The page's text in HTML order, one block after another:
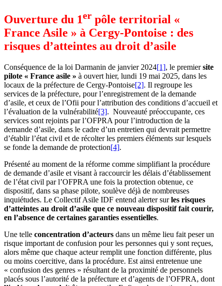
Ouverture du 1er pôle territorial «
France Asile » à Cergy-Pontoise : des
risques d’atteintes au droit d’asile
Conséquence de la loi Darmanin de janvier 2024[1], le premiersite
pilote « France asile » à ouvert hier, lundi 19 mai 2025, dans les
locaux de la préfecture de Cergy-Pontoise[2]. Il regroupe les
services de la préfecture, pour l’enregistrement de la demande
d’asile, et ceux de l’Ofii pour l’attribution des conditions d’accueil et
l’évaluation de la vulnérabilité[3]. Nouveauté préoccupante, ces
services sont rejoints par l’OFPRA pour l’introduction de la
demande d’asile, dans le cadre d’un entretien qui devrait permettre
d’établir l’état civil et de récolter les premiers éléments sur lesquels
se fonde la demande de protection[4].
Présenté au moment de la réforme comme simplifiant la procédure
de demande d’asile et visant à raccourcir les délais d’établissement
de l’état civil par l’OFPRA une fois la protection obtenue, ce
dispositif, dans sa phase pilote, soulève déjà de nombreuses
inquiétudes. Le Collectif Asile IDF entend alerter surles risques
d’atteintes au droit d’asile que ce nouveau dispositif fait courir,
en l’absence de certaines garanties essentielles.
Une telle concentration d’acteurs dans un même lieu fait peser un
risque important de confusion pour les personnes qui y sont reçues,
alors même que chaque acteur remplit une fonction différente, plus
ou moins coercitive, dans la procédure. Est ainsi entretenue une
« confusion des genres » résultant de la proximité de personnels
placés sous l’autorité de la préfecture et d’agents de l’OFPRA, dont